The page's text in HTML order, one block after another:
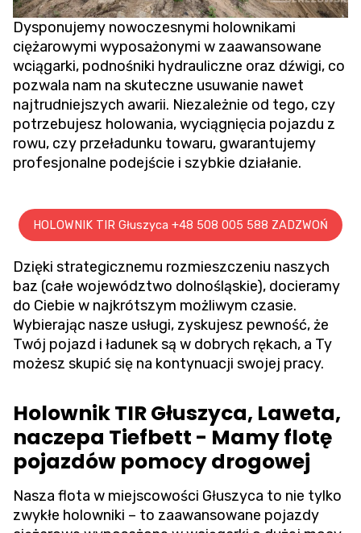
Dysponujemy nowoczesnymi holownikami
ciężarowymi wyposażonymi w zaawansowane
wciągarki, podnośniki hydrauliczne oraz dźwigi, co
pozwala nam na skuteczne usuwanie nawet
najtrudniejszych awarii. Niezależnie od tego, czy
potrzebujesz holowania,wyciągnięcia pojazdu z
rowu, czy przeładunku towaru, gwarantujemy
profesjonalne podejście i szybkie działanie.
HOLOWNIK TIR Głuszyca +48 508 005 588 ZADZWOŃ
Dzięki strategicznemu rozmieszczeniu naszych
baz (całe województwo dolnośląskie), docieramy
do Ciebie w najkrótszym możliwym czasie.
Wybierając nasze usługi, zyskujesz pewność, że
Twój pojazd i ładunek są w dobrych rękach, a Ty
możesz skupić się na kontynuacji swojej pracy.
Holownik TIR Głuszyca, Laweta,
naczepa Tiefbett - Mamy flotę
pojazdów pomocy drogowej
Nasza flota w miejscowości Głuszyca to nie tylko
zwykłe holowniki – to zaawansowane pojazdy